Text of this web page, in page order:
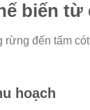
biến từ
đến tấm
hoạch